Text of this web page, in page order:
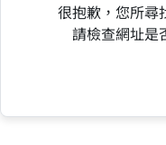
很抱歉，您所尋
請檢查網址是